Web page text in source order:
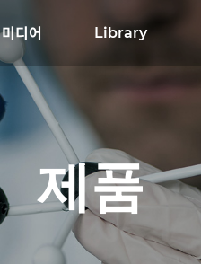
미디어 Library
제품